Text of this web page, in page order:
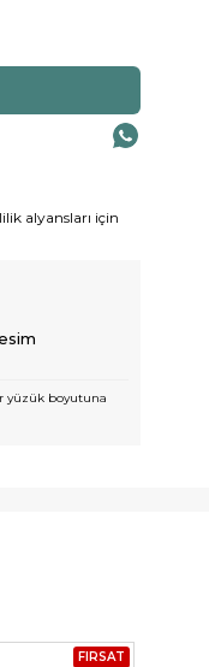
alyansları için
yüzük boyutuna
FIRSAT